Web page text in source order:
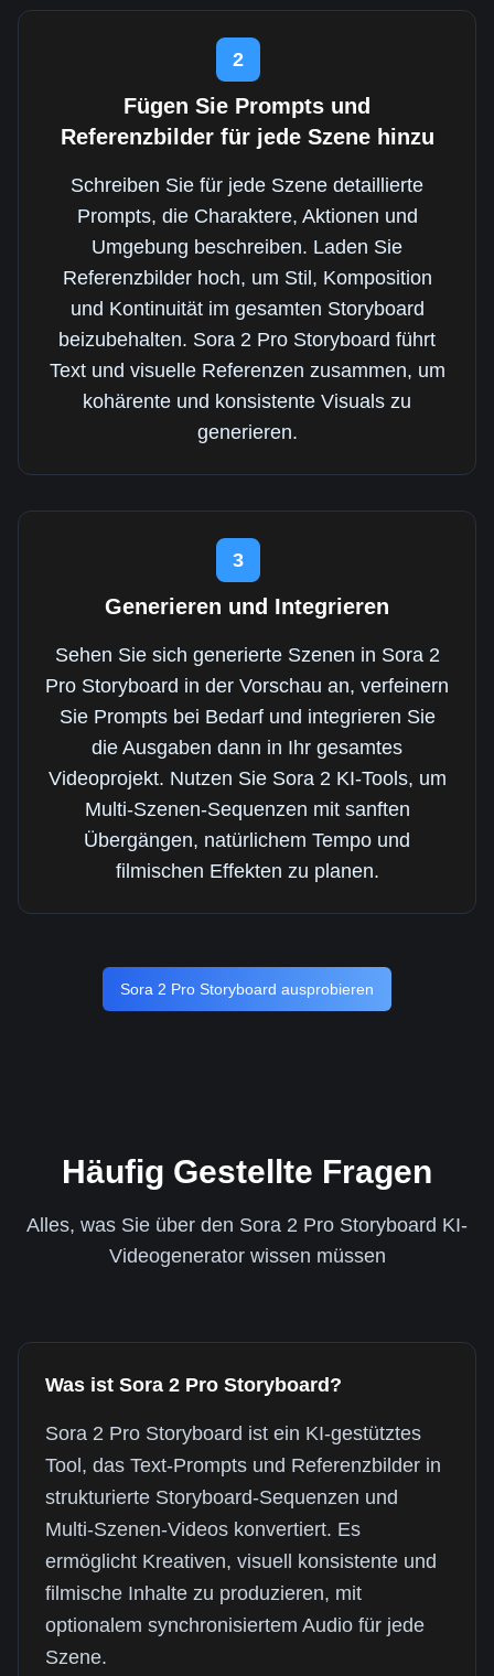
2
Fügen Sie Prompts und
Referenzbilder für jede Szene hinzu
Schreiben Sie für jede Szene detaillierte
Prompts, die Charaktere, Aktionen und
Umgebung beschreiben. Laden Sie
Referenzbilder hoch, um Stil, Komposition
und Kontinuität im gesamten Storyboard
beizubehalten. Sora 2 Pro Storyboard führt
Text und visuelle Referenzen zusammen, um
kohärente und konsistente Visuals zu
generieren.
3
Generieren und Integrieren
Sehen Sie sich generierte Szenen in Sora 2
Pro Storyboard in der Vorschau an, verfeinern
Sie Prompts bei Bedarf und integrieren Sie
die Ausgaben dann in Ihr gesamtes
Videoprojekt. Nutzen Sie Sora 2 KI-Tools, um
Multi-Szenen-Sequenzen mit sanften
Übergängen, natürlichem Tempo und
filmischen Effekten zu planen.
Sora 2 Pro Storyboard ausprobieren
Häufig Gestellte Fragen
Alles, was Sie über den Sora 2 Pro Storyboard KI-
Videogenerator wissen müssen
Was ist Sora 2 Pro Storyboard?
Sora 2 Pro Storyboard ist ein KI-gestütztes
Tool, das Text-Prompts und Referenzbilder in
strukturierte Storyboard-Sequenzen und
Multi-Szenen-Videos konvertiert. Es
ermöglicht Kreativen, visuell konsistente und
filmische Inhalte zu produzieren, mit
optionalem synchronisiertem Audio für jede
Szene.